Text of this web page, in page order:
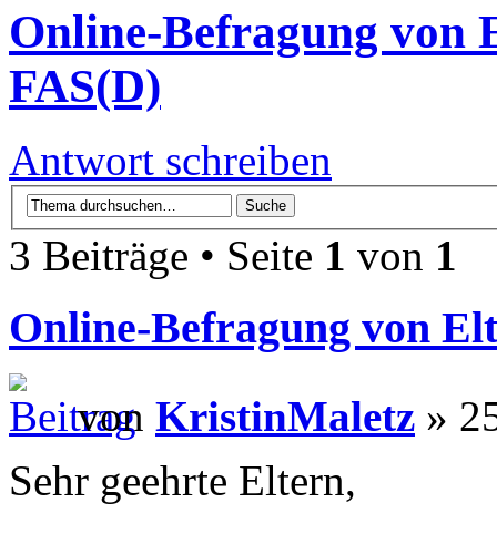
Online-Befragung von
FAS(D)
Antwort schreiben
3 Beiträge • Seite 1 von 1
Online-Befragung von
von KristinMaletz »
Sehr geehrte Eltern,